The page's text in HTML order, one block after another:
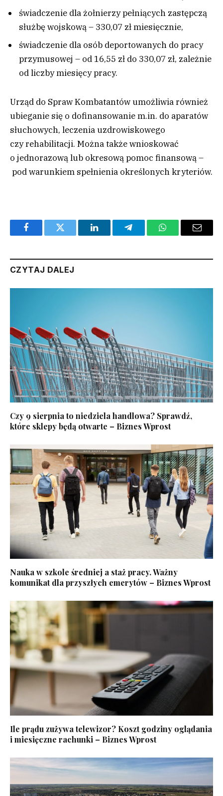
świadczenie dla żołnierzy pełniących zastępczą
służbę wojskową – 330,07 zł miesięcznie,
świadczenie dla osób deportowanych do pracy
przymusowej – od 16,55 zł do 330,07 zł, zależnie
od liczby miesięcy pracy.
Urząd do Spraw Kombatantów umożliwia również
ubieganie się o dofinansowanie m.in. do aparatów
słuchowych, leczenia uzdrowiskowego
czy rehabilitacji. Można także wnioskować
o jednorazową lub okresową pomoc finansową –
pod warunkiem spełnienia określonych kryteriów.
FacebookTwitter LinkedInTelegramWhatsAppEmail
CZYTAJ DALEJ
Czy 9 sierpnia to niedziela handlowa? Sprawdź,
które sklepy będą otwarte – Biznes Wprost
Nauka w szkole średniej a staż pracy. Ważny
komunikat dla przyszłych emerytów – Biznes Wprost
Ile prądu zużywa telewizor? Koszt godziny oglądania
i miesięczne rachunki – Biznes Wprost